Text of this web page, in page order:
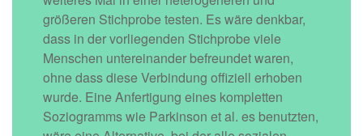
größeren Stichprobe testen. Es wäre denkbar,
dass in der vorliegenden Stichprobe viele
Menschen untereinander befreundet waren,
ohne dass diese Verbindung offiziell erhoben
wurde. Eine Anfertigung eines kompletten
Soziogramms wie Parkinson et al. es benutzten,